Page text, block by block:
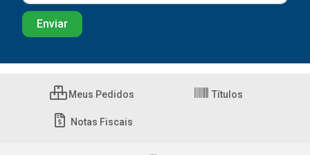
Meus Pedidos Títulos
Notas Fiscais